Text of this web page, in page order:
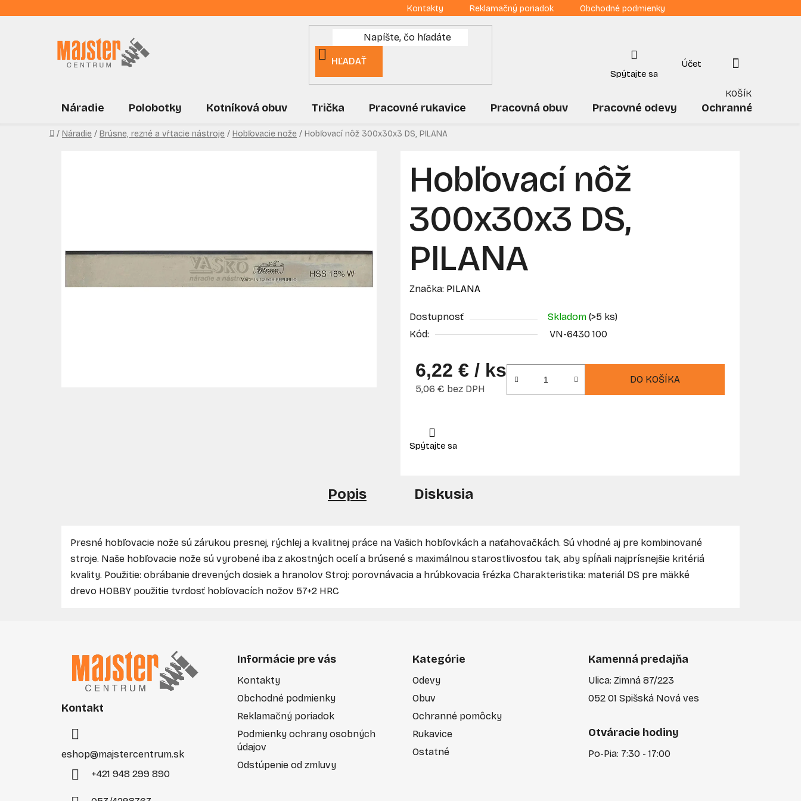
na
Kontakty Reklamačný poriadok Obchodné podmienky
HĽADAŤ
NÁKUPNÝ
KOŠÍK
Náradie Polobotky Kotníková obuv Trička Pracovné rukavice Pracovná obuv Pracovné odevy Ochranné
Domov
/ Náradie / Brúsne, rezné a vŕtacie nástroje / Hobľovacie nože / Hobľovací nôž 300x30x3 DS, PILANA
Hobľovací nôž
300x30x3 DS,
PILANA
Značka: PILANA
Dostupnosť Skladom (>5 ks)
Kód:
VN-6430 100
6,22 € / ks
5,06 € bez DPH
DO KOŠÍKA
Popis Diskusia
Presné hobľovacie nože sú zárukou presnej, rýchlej a kvalitnej práce na Vašich hobľovkách a naťahovačkách. Sú vhodné aj pre kombinované
stroje. Naše hobľovacie nože sú vyrobené iba z akostných ocelí a brúsené s maximálnou starostlivosťou tak, aby spĺňali najprísnejšie kritériá
kvality. Použitie: obrábanie drevených dosiek a hranolov Stroj: porovnávacia a hrúbkovacia frézka Charakteristika: materiál DS pre mäkké
drevo HOBBY použitie tvrdosť hobľovacích nožov 57+2 HRC
Kontakt
eshop@majstercentrum.sk
+421 948 299 890
Informácie pre vás
Kontakty
Obchodné podmienky
Reklamačný poriadok
Podmienky ochrany osobných
údajov
Odstúpenie od zmluvy
Kategórie
Odevy
Obuv
Ochranné pomôcky
Rukavice
Ostatné
Kamenná predajňa
Ulica: Zimná 87/223
052 01 Spišská Nová ves
Otváracie hodiny
Po-Pia: 7:30 - 17:00